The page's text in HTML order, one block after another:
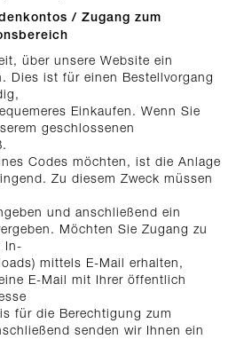
/ Zugang zum
über unsere Website ein
Dies ist für einen Bestellvorgang
Einkaufen. Wenn Sie
geschlossenen
Codes möchten, ist die Anlage
Zu diesem Zweck müssen
und anschließend ein
Möchten Sie Zugang zu
In-
mittels E-Mail erhalten,
E-Mail mit Ihrer öffentlich
für die Berechtigung zum
senden wir Ihnen ein